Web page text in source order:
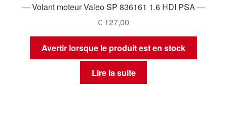
— Volant moteur Valeo SP 836161 1.6 HDI PSA —
€ 127,00
Avertir lorsque le produit est en stock
Lire la suite